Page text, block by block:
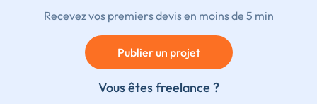
Recevez vos premiers devis en moins de 5 min
Publier un projet
Vous êtes freelance ?